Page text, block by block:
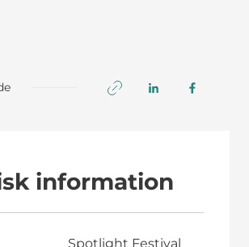
information
Spotlight Festival